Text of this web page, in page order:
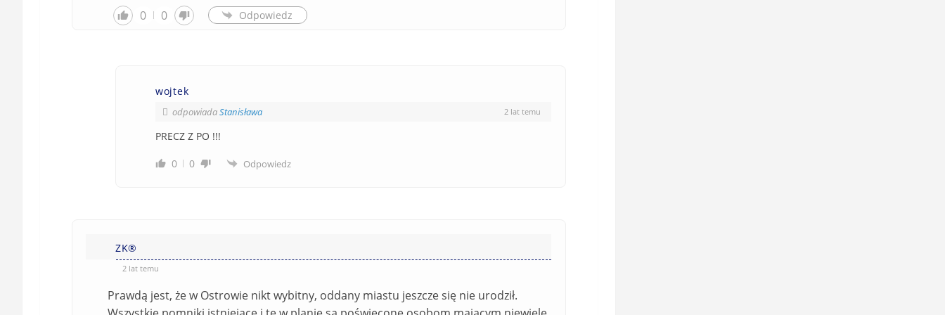
0
0 Odpowiedz
wojtek
odpowiadaStanisława 2 lat temu
PRECZ Z PO !!!
0 0 Odpowiedz
ZK®️
2 lat temu
Prawdą jest, że w Ostrowie nikt wybitny, oddany miastu jeszcze się nie urodził.